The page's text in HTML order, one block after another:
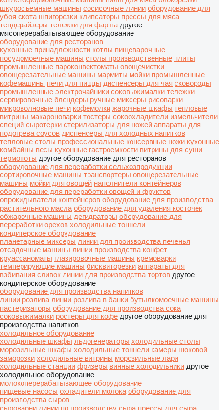
шкуросъемные машины сосисочные линии оборудование для
убоя скота шпигорезки клипсаторы прессы для мяса
тендерайзеры тележки для фарша другое
мясоперерабатывающее оборудование
оборудование для ресторанов
кухонные принадлежности котлы пищеварочные
посудомоечные машины столы производственные плиты
промышленные пароконвектоматы овощечистки
овощерезательные машины мармиты мойки промышленные
кофемашины печи для пиццы диспенсеры для чая сковороды
промышленные электрочайники соковыжималки тележки
сервировочные блендеры ручные миксеры рисоварки
микроволновые печи кофемолки жарочные шкафы тепловые
витрины макароноварки тостеры сокоохладители измельчители
специй сыротерки стерилизаторы для ножей аппараты для
подогрева соусов диспенсеры для холодных напитков
тепловые столы профессиональные консервные ножи кухонные
комбайны весы кухонные гастроемкости витрины для суши
термопоты другое оборудование для ресторанов
оборудование для переработки сельхозпродукции
сортировочные машины транспортеры овощерезательные
машины мойки для овощей наполнители контейнеров
оборудование для переработки овощей и фруктов
опрокидыватели контейнеров оборудование для производства
растительного масла оборудование для удаления косточек
обжарочные машины дегидраторы оборудование для
переработки орехов холодильные тоннели
кондитерское оборудование
планетарные миксеры линии для производства печенья
отсадочные машины линии производства конфет
круассаноматы глазировочные машины кремоварки
темперирующие машины бисквиторезки аппараты для
взбивания сливок линии для производства тортов другое
кондитерское оборудование
оборудование для производства напитков
линии розлива линии розлива в банки бутылкомоечные машины
пастеризаторы оборудование для производства сока
соковыжималки ростеры для кофе другое оборудование для
производства напитков
холодильное оборудование
холодильные шкафы льдогенераторы холодильные столы
морозильные шкафы холодильные тоннели камеры шоковой
заморозки холодильные витрины морозильные лари
холодильные станции фризеры винные холодильники другое
холодильное оборудование
молокоперерабатывающее оборудование
пищевые насосы охладители молока оборудование для
производства сыров
сыроварни линии по производству сыра прессы для сыра